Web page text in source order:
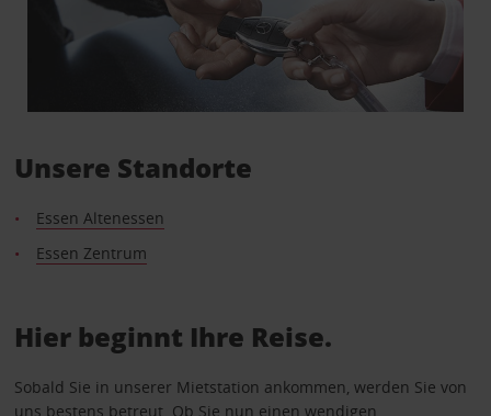
Unsere Standorte
Essen Altenessen
Essen Zentrum
Hier beginnt Ihre Reise.
Sobald Sie in unserer Mietstation ankommen, werden Sie von
uns bestens betreut. Ob Sie nun einen wendigen